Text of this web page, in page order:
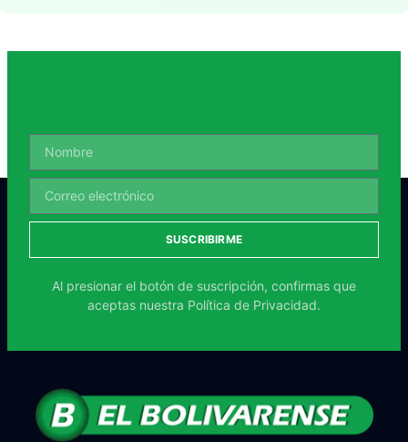
SUSCRIBIRME
Al presionar el botón de suscripción, confirmas que
aceptas nuestra Política de Privacidad.